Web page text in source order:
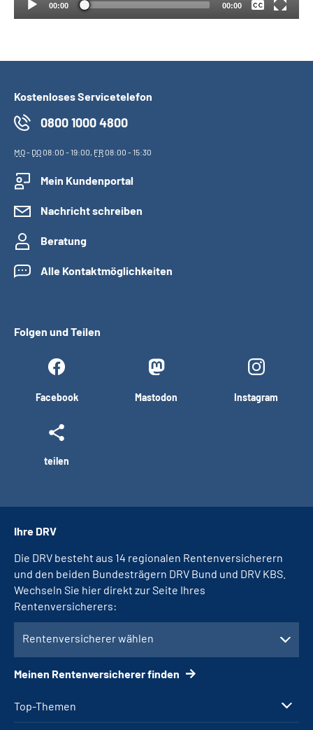
00:00 00:00
Kostenloses Servicetelefon
0800 1000 4800
MO- DO08:00 - 19:00, FR08:00 - 15:30
Mein Kundenportal
Nachricht schreiben
Beratung
Alle Kontaktmöglichkeiten
Folgen und Teilen
Facebook Mastodon Instagram
teilen
Top-Themen
Ihre DRV
Die DRV besteht aus 14 regionalen Rentenversicherern
und den beiden Bundesträgern DRV Bund und DRV KBS.
Wechseln Sie hier direkt zur Seite Ihres
Rentenversicherers:
Rentenversicherer wählen
Meinen Rentenversicherer finden